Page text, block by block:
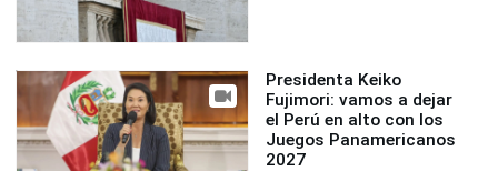
Presidenta Keiko
Fujimori: vamos a dejar
el Perú en alto con los
Juegos Panamericanos
2027